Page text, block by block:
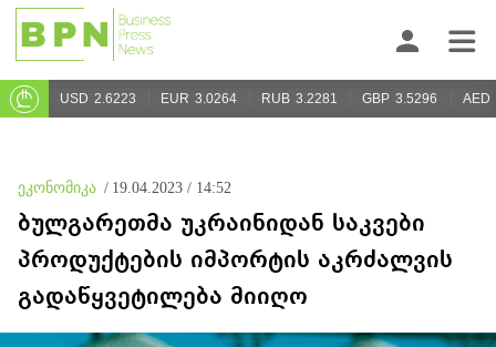
USD 2.6223 EUR 3.0264 RUB 3.2281 GBP 3.5296 AED
ეკონომიკა / 19.04.2023 / 14:52
ბულგარეთმა უკრაინიდან საკვები
პროდუქტების იმპორტის აკრძალვის
გადაწყვეტილება მიიღო